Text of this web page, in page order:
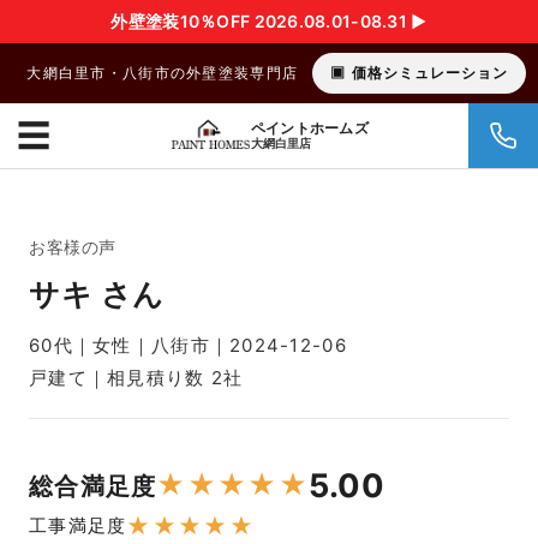
外壁塗装10％OFF 2026.08.01-08.31 ▶︎
大網白里市・八街市の外壁塗装専門店 価格シミュレーション
ペイントホームズ
大網白里店
☰
お客様の声
サキ さん
60代｜女性｜八街市｜2024-12-06
戸建て｜相見積り数 2社
総合満足度★ ★★★ ★5.00
工事満足度★ ★ ★ ★ ★